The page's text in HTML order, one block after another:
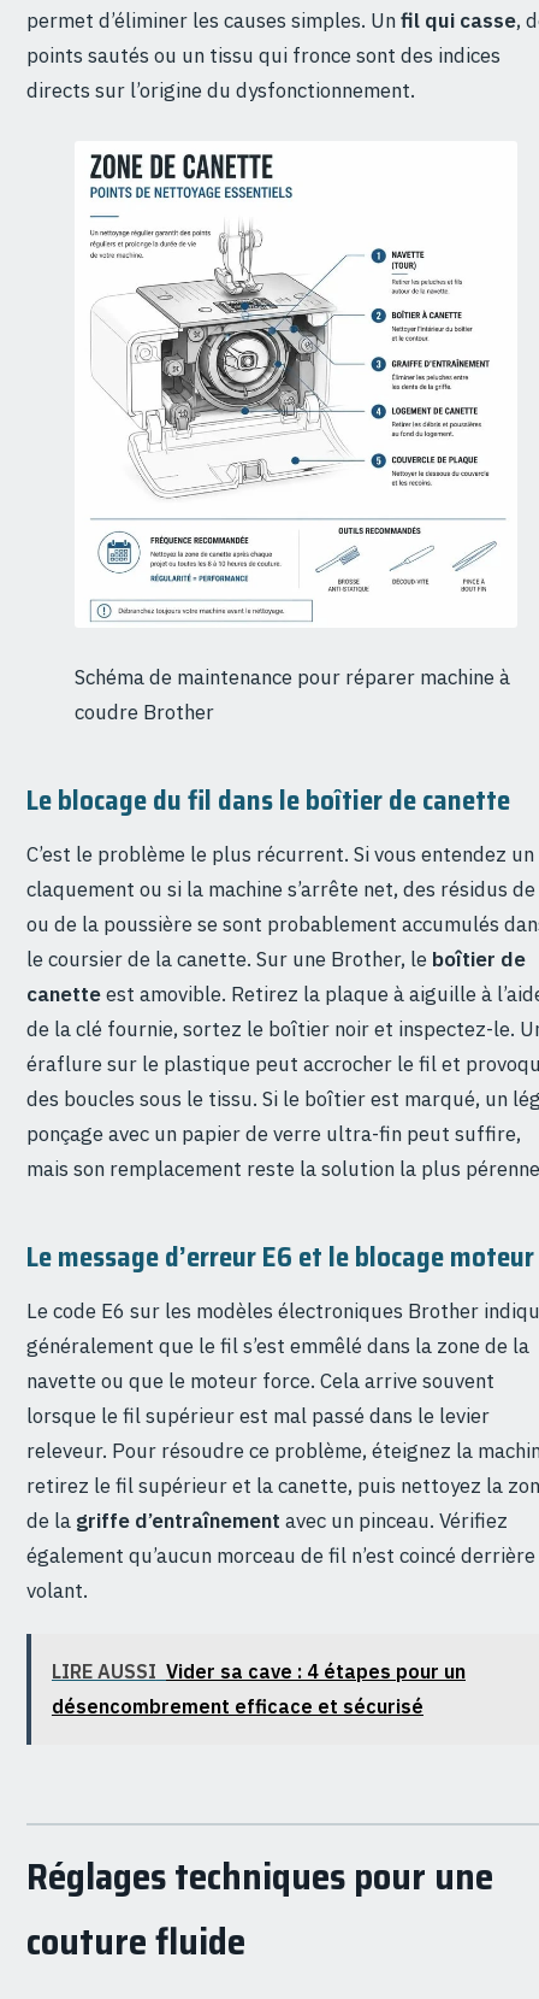
permet d’éliminer les causes simples. Unfil qui casse,
points sautés ou un tissu qui fronce sont des indices
directs sur l’origine du dysfonctionnement.
Schéma de maintenance pour réparer machine à
coudre Brother
Le blocage du fil dans le boîtier de canette
C’est le problème le plus récurrent. Si vous entendez un
claquement ou si la machine s’arrête net, des résidus
ou de la poussière se sont probablement accumulés
le coursier de la canette. Sur une Brother, le boîtier de
canetteest amovible. Retirez la plaque à aiguille à
de la clé fournie, sortez le boîtier noir et inspectez-le.
éraflure sur le plastique peut accrocher le fil et
des boucles sous le tissu. Si le boîtier est marqué, un
ponçage avec un papier de verre ultra-fin peut suffire,
mais son remplacement reste la solution la plus
Le message d’erreur E6 et le blocage moteur
Le code E6 sur les modèles électroniques Brother
généralement que le fil s’est emmêlé dans la zone de la
navette ou que le moteur force. Cela arrive souvent
lorsque le fil supérieur est mal passé dans le levier
releveur. Pour résoudre ce problème, éteignez la
retirez le fil supérieur et la canette, puis nettoyez la
de la griffe d’entraînement avec un pinceau. Vérifiez
également qu’aucun morceau de fil n’est coincé
volant.
LIRE AUSSI Vider sa cave : 4 étapes pour un
désencombrement efficace et sécurisé
Réglages techniques pour une
couture fluide